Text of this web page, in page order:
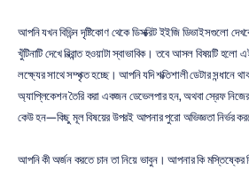
আপনি যখন বিভিন্ন দৃষ্টিকোণ থেকে ডিসক্রিট ইইজি ডিভাইসগুলো
খুঁটিনাটি দেখে বিভ্রান্ত হওয়াটা স্বাভাবিক। তবে আসল বিষয়টি হলো
লক্ষ্যের সাথে সম্পৃক্ত হচ্ছে। আপনি যদি শক্তিশালী ডেটার
অ্যাপ্লিকেশন তৈরি করা একজন ডেভেলপার হন, অথবা স্রেফ নিজের
কেউ হন—কিছু মূল বিষয়ের উপরই আপনার পুরো অভিজ্ঞতা নির্ভর
আপনি কী অর্জন করতে চান তা নিয়ে ভাবুন। আপনার কি মস্তিষ্কের